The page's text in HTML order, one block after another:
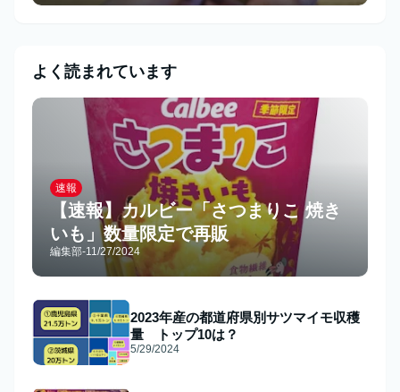
よく読まれています
速報
【速報】カルビー「さつまりこ 焼き
いも」数量限定で再販
編集部-11/27/2024
2023年産の都道府県別サツマイモ収穫
量 トップ10は？
5/29/2024